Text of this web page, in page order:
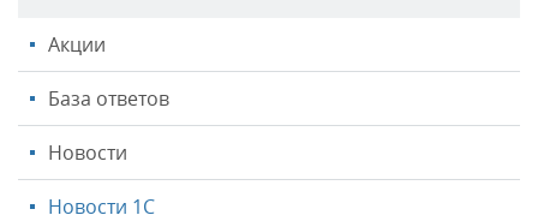
Акции
База ответов
Новости
Новости 1С